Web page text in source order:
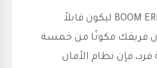
نعم، تم تصميم BOOM ERP ليكون قابلاً
فريقك مكونًا من خمسة
فإن نظام الأمان